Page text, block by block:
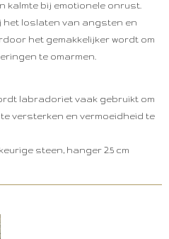
kalmte bij emotionele onrust.
het loslaten van angsten en
het gemakkelijker wordt om
te omarmen.
labradoriet vaak gebruikt om
versterken en vermoeidheid te
steen, hanger 2.5 cm